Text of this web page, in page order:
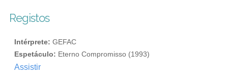
Registos
Intérprete: GEFAC
Espetáculo: Eterno Compromisso (1993)
Assistir